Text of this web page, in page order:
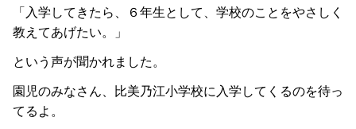
「入学してきたら、６年生として、学校のことをやさしく
教えてあげたい。」
という声が聞かれました。
園児のみなさん、比美乃江小学校に入学してくるのを待っ
てるよ。